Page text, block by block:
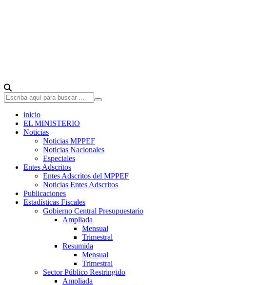
inicio
EL MINISTERIO
Noticias
Noticias MPPEF
Noticias Nacionales
Especiales
Entes Adscritos
Entes Adscritos del MPPEF
Noticias Entes Adscritos
Publicaciones
Estadísticas Fiscales
Gobierno Central Presupuestario
Ampliada
Mensual
Trimestral
Resumida
Mensual
Trimestral
Sector Público Restringido
Ampliada